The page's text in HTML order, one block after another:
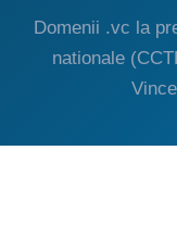
Domenii .vc la
nationale